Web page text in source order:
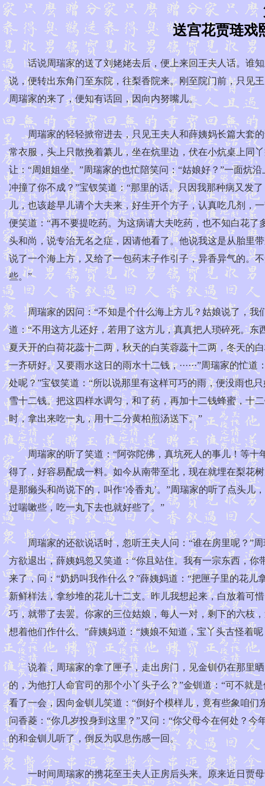
送宫花贾琏戏
话说周瑞家的送了刘姥姥去后，便上来回王夫人话。谁知
说，便转出东角门至东院，往梨香院来。刚至院门前，只见
周瑞家的来了，便知有话回，因向内努嘴儿。
周瑞家的轻轻掀帘进去，只见王夫人和薛姨妈长篇大套的
常衣服，头上只散挽着纂儿，坐在炕里边，伏在小炕桌上同
让：“周姐姐坐。”周瑞家的也忙陪笑问：“姑娘好？”一面炕
冲撞了你不成？”宝钗笑道：“那里的话。只因我那种病又发
儿，也该趁早儿请个大夫来，好生开个方子，认真吃几剂，
便笑道：“再不要提吃药。为这病请大夫吃药，也不知白花
头和尚，说专治无名之症，因请他看了。他说我这是从胎里
说了一个海上方，又给了一包药末子作引子，异香异气的。
些。”
周瑞家的因问：“不知是个什么海上方儿？姑娘说了，我
道：“不用这方儿还好，若用了这方儿，真真把人琐碎死。
夏天开的白荷花蕊十二两，秋天的白芙蓉蕊十二两，冬天的
一齐研好。又要雨水这日的雨水十二钱，······”周瑞家的忙
处呢？”宝钗笑道：“所以说那里有这样可巧的雨，便没雨也
雪十二钱。把这四样水调匀，和了药，再加十二钱蜂蜜，十
时，拿出来吃一丸，用十二分黄柏煎汤送下。”
周瑞家的听了笑道：“阿弥陀佛，真坑死人的事儿！等十
得了，好容易配成一料。如今从南带至北，现在就埋在梨花
是那癞头和尚说下的，叫作‘冷香丸’。”周瑞家的听了点头
过喘嗽些，吃一丸下去也就好些了。”
周瑞家的还欲说话时，忽听王夫人问：“谁在房里呢？”周
方欲退出，薛姨妈忽又笑道：“你且站住。我有一宗东西，
来了，问：“奶奶叫我作什么？”薛姨妈道：“把匣子里的花
新鲜样法，拿纱堆的花儿十二支。昨儿我想起来，白放着可
巧，就带了去罢。你家的三位姑娘，每人一对，剩下的六枝
想着他们作什么。”薛姨妈道：“姨娘不知道，宝丫头古怪着
说着，周瑞家的拿了匣子，走出房门，见金钏仍在那里晒
的，为他打人命官司的那个小丫头子么？”金钏道：“可不就
看了一会，因向金钏儿笑道：“倒好个模样儿，竟有些象咱
问香菱：“你几岁投身到这里？”又问：“你父母今在何处？
的和金钏儿听了，倒反为叹息伤感一回。
一时间周瑞家的携花至王夫人正房后头来。原来近日贾母